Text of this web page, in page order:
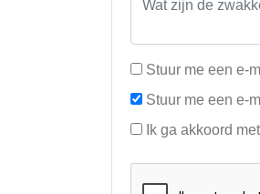
Stuur me een e-
Stuur me een e-
Ik ga akkoord